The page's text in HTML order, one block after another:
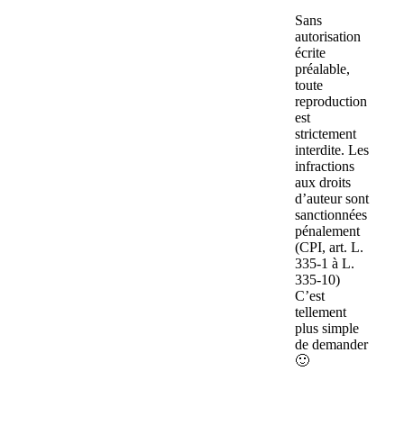
Sans
autorisation
écrite
préalable,
toute
reproduction
est
strictement
interdite. Les
infractions
aux droits
d’auteur sont
sanctionnées
pénalement
(CPI, art. L.
335-1 à L.
335-10)
C’est
tellement
plus simple
de demander
🙂